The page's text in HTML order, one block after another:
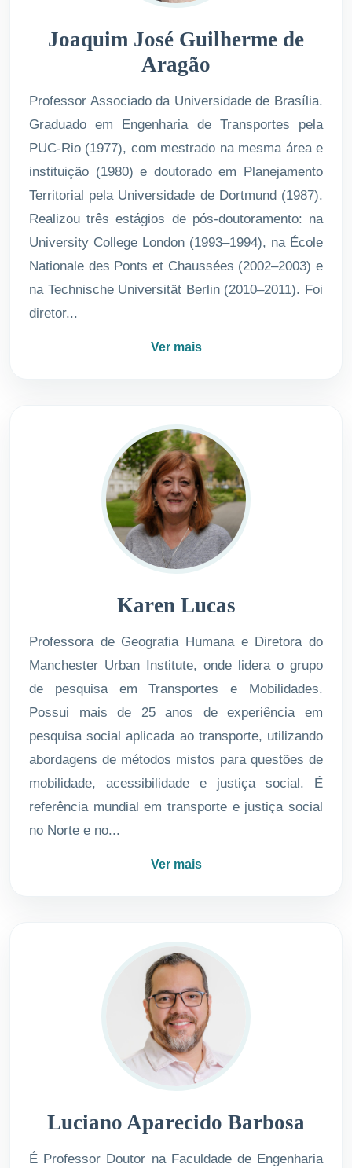
Joaquim José Guilherme de
Aragão
Professor Associado da Universidade de Brasília.
Graduado em Engenharia de Transportes pela
PUC-Rio (1977), com mestrado na mesma área e
instituição (1980) e doutorado em Planejamento
Territorial pela Universidade de Dortmund (1987).
Realizou três estágios de pós-doutoramento: na
University College London (1993–1994), na École
Nationale des Ponts et Chaussées (2002–2003) e
na Technische Universität Berlin (2010–2011). Foi
diretor...
Ver mais
Karen Lucas
Professora de Geografia Humana e Diretora do
Manchester Urban Institute, onde lidera o grupo
de pesquisa em Transportes e Mobilidades.
Possui mais de 25 anos de experiência em
pesquisa social aplicada ao transporte, utilizando
abordagens de métodos mistos para questões de
mobilidade, acessibilidade e justiça social. É
referência mundial em transporte e justiça social
no Norte e no...
Ver mais
Luciano Aparecido Barbosa
É Professor Doutor na Faculdade de Engenharia